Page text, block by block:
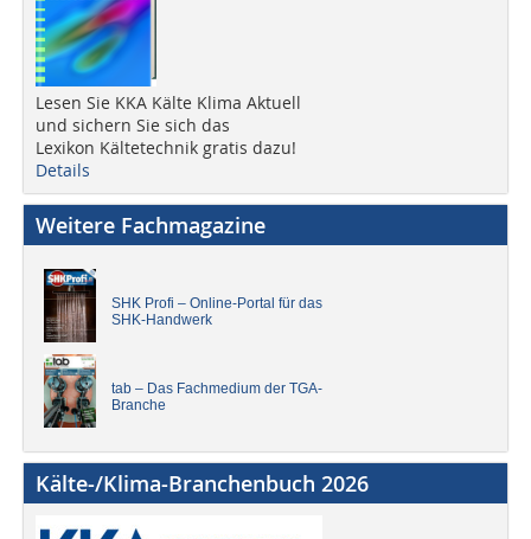
Lesen Sie KKA Kälte Klima Aktuell
und sichern Sie sich das
Lexikon Kältetechnik gratis dazu!
Details
Weitere Fachmagazine
SHK Profi – Online-Portal für das
SHK-Handwerk
tab – Das Fachmedium der TGA-
Branche
Kälte-/Klima-Branchenbuch 2026